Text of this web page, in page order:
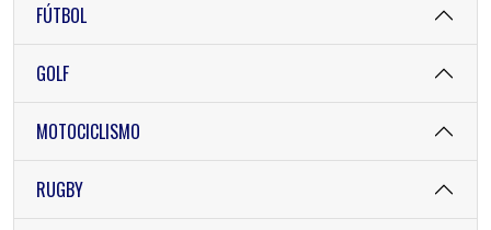
FÚTBOL
GOLF
MOTOCICLISMO
RUGBY